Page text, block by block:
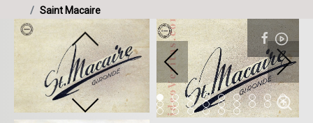
Saint Macaire
Item 0Item 1Item 2Item 3Item 4Item 5Item 6
Item 7Item
Item 9Item 10
Item 11
Item 12
Item 13
Item 14
Item 15
Item 16
Item
Item 18
Item 19
Item 20
Item 21
Item 22
Item 23